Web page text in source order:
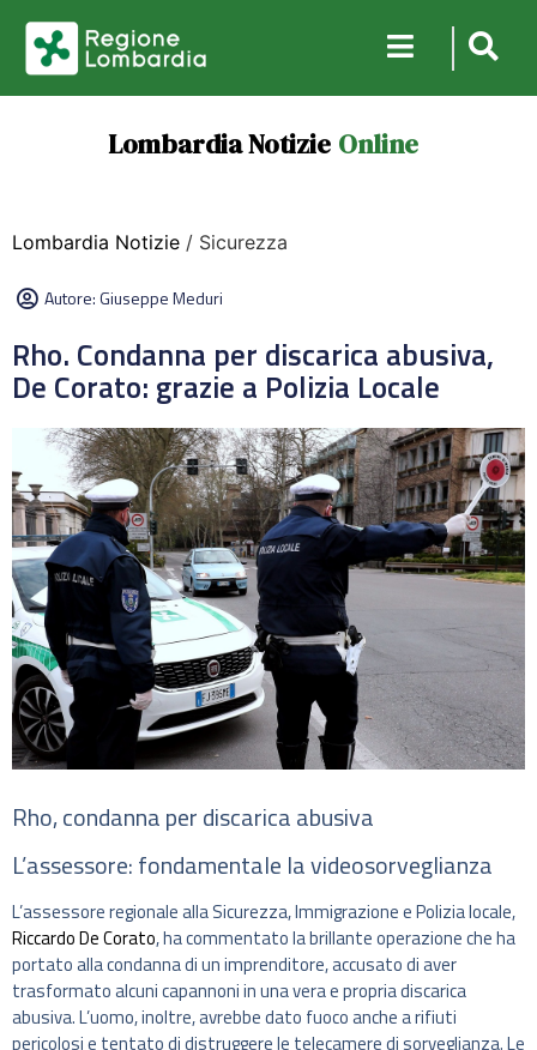
Lombardia Notizie Online
Lombardia Notizie / Sicurezza
Autore:Giuseppe Meduri
Rho. Condanna per discarica abusiva,
De Corato: grazie a Polizia Locale
Rho, condanna per discarica abusiva
L’assessore: fondamentale la videosorveglianza
L’assessore regionale alla Sicurezza, Immigrazione e Polizia locale,
Riccardo De Corato, ha commentato la brillante operazione che ha
portato alla condanna di un imprenditore, accusato di aver
trasformato alcuni capannoni in una vera e propria discarica
abusiva. L’uomo, inoltre, avrebbe dato fuoco anche a rifiuti
pericolosi e tentato di distruggere le telecamere di sorveglianza. Le